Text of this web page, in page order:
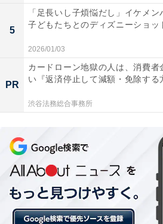
5
「足長いし子煩悩だし」イケメン
子どもたちとのディズニーショッ
2026/01/03
PR
カードローン地獄の人は、消費者
い『返済停止して減額・免除する
渋谷法務総合事務所